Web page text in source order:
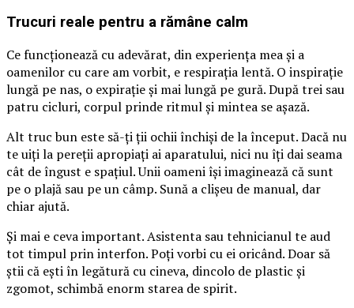
Trucuri reale pentru a rămâne calm
Ce funcționează cu adevărat, din experiența mea și a
oamenilor cu care am vorbit, e respirația lentă. O inspirație
lungă pe nas, o expirație și mai lungă pe gură. După trei sau
patru cicluri, corpul prinde ritmul și mintea se așază.
Alt truc bun este să-ți ții ochii închiși de la început. Dacă nu
te uiți la pereții apropiați ai aparatului, nici nu îți dai seama
cât de îngust e spațiul. Unii oameni își imaginează că sunt
pe o plajă sau pe un câmp. Sună a clișeu de manual, dar
chiar ajută.
Și mai e ceva important. Asistenta sau tehnicianul te aud
tot timpul prin interfon. Poți vorbi cu ei oricând. Doar să
știi că ești în legătură cu cineva, dincolo de plastic și
zgomot, schimbă enorm starea de spirit.